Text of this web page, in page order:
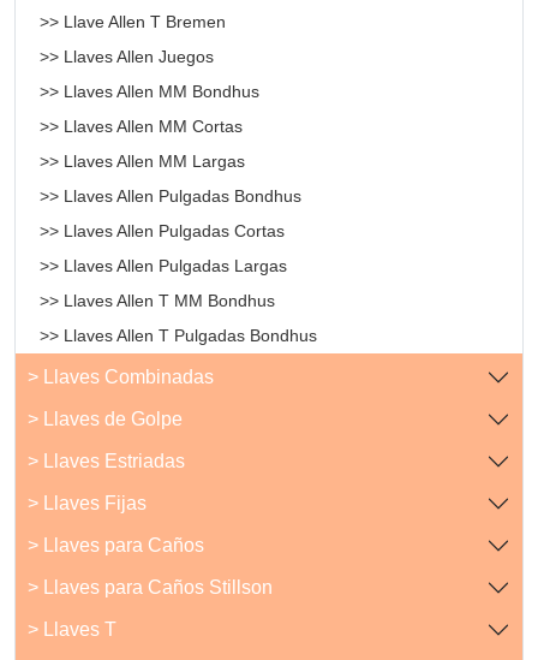
>> Llave Allen T Bremen
>> Llaves Allen Juegos
>> Llaves Allen MM Bondhus
>> Llaves Allen MM Cortas
>> Llaves Allen MM Largas
>> Llaves Allen Pulgadas Bondhus
>> Llaves Allen Pulgadas Cortas
>> Llaves Allen Pulgadas Largas
>> Llaves Allen T MM Bondhus
>> Llaves Allen T Pulgadas Bondhus
> Llaves Combinadas
> Llaves de Golpe
> Llaves Estriadas
> Llaves Fijas
> Llaves para Caños
> Llaves para Caños Stillson
> Llaves T